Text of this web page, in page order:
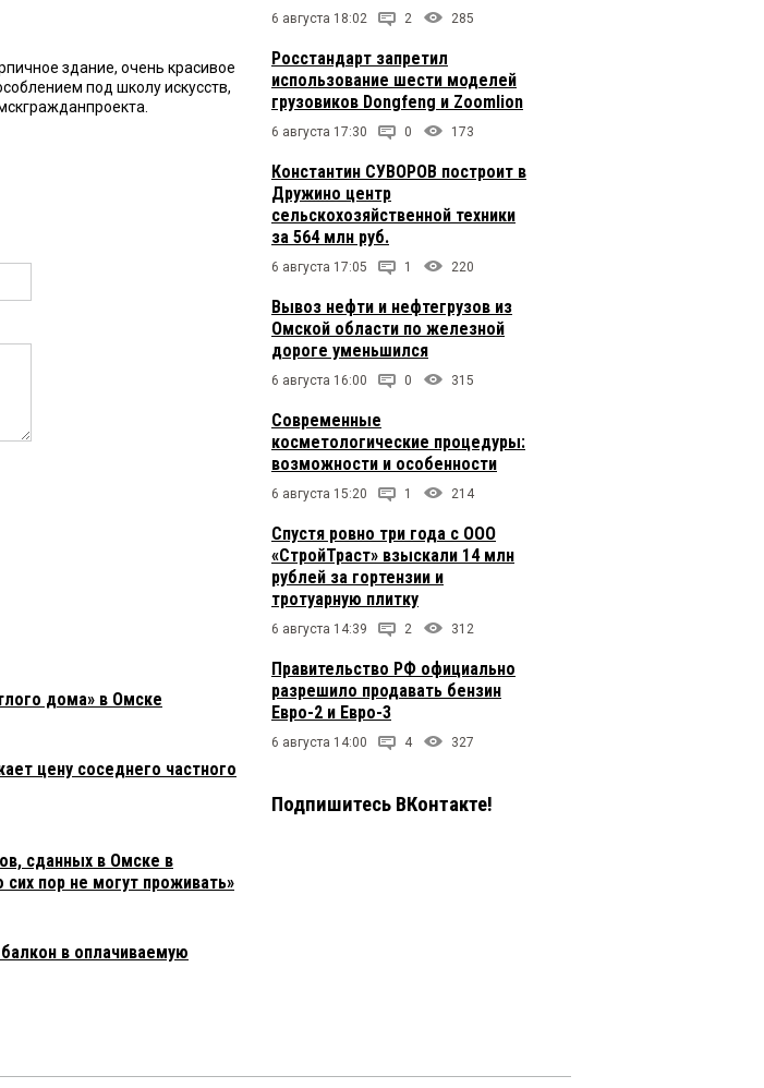
здание, очень красивое
под школу искусств,
надо демонтировать по
нездоров
дома» в Омске
цену соседнего частного
сданных в Омске в
пор не могут проживать»
в оплачиваемую
6 августа 18:02 2 285
Росстандарт запретил
использование шести моделей
грузовиков Dongfeng и Zoomlion
6 августа 17:30 0 173
Константин СУВОРОВ построит в
Дружино центр
сельскохозяйственной техники
за 564 млн руб.
6 августа 17:05 1 220
Вывоз нефти и нефтегрузов из
Омской области по железной
дороге уменьшился
6 августа 16:00 0 315
Современные
косметологические процедуры:
возможности и особенности
6 августа 15:20 1 214
Спустя ровно три года с ООО
«СтройТраст» взыскали 14 млн
рублей за гортензии и
тротуарную плитку
6 августа 14:39 2 312
Правительство РФ официально
разрешило продавать бензин
Евро-2 и Евро-3
6 августа 14:00 4 327
Подпишитесь ВКонтакте!